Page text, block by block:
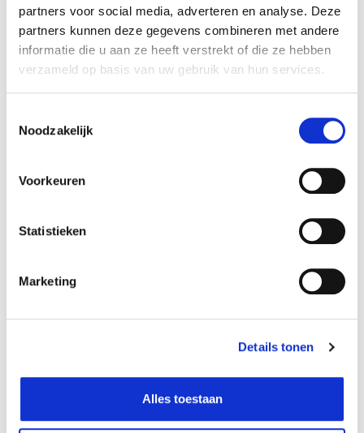
partners voor social media, adverteren en analyse. Deze
partners kunnen deze gegevens combineren met andere
informatie die u aan ze heeft verstrekt of die ze hebben
verzameld op basis van uw gebruik van hun services.
Noodzakelijk
Voorkeuren
Statistieken
Marketing
Details tonen
Alles toestaan
Diameter (cm):
45 cm
Material:
Cement
Artikel nummer:
1128439
Bekijk gegevens
Beschikbaar in deze winkels